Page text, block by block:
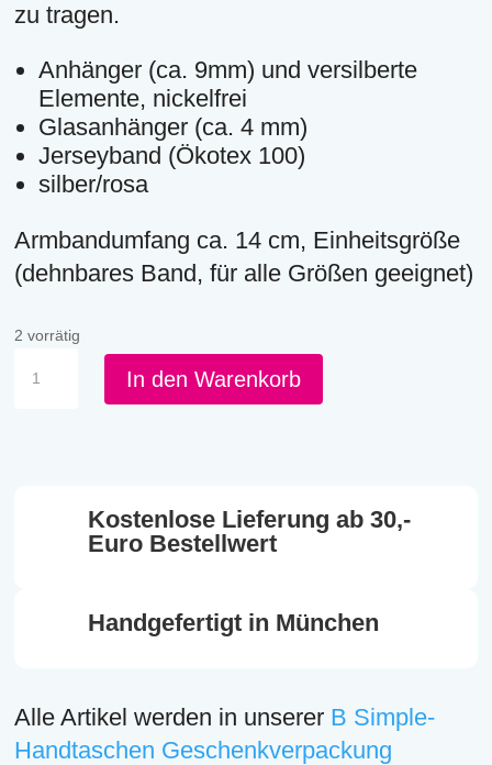
zu tragen.
Anhänger (ca. 9mm) und versilberte
Elemente, nickelfrei
Glasanhänger (ca. 4 mm)
Jerseyband (Ökotex 100)
silber/rosa
Armbandumfang ca. 14 cm, Einheitsgröße
(dehnbares Band, für alle Größen geeignet)
2 vorrätig
In den Warenkorb
Kostenlose Lieferung ab 30,-
Euro Bestellwert
Handgefertigt in München
Alle Artikel werden in unserer B Simple-
Handtaschen Geschenkverpackung